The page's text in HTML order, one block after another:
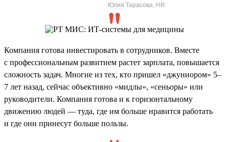
Юлия Тарасова, HR
Компания готова инвестировать в сотрудников. Вместе
с профессиональным развитием растет зарплата, повышается
сложность задач. Многие из тех, кто пришел «джуниором» 5–
7 лет назад, сейчас объективно «мидлы», «сеньоры» или
руководители. Компания готова и к горизонтальному
движению людей — туда, где им больше нравится работать
и где они принесут больше пользы.